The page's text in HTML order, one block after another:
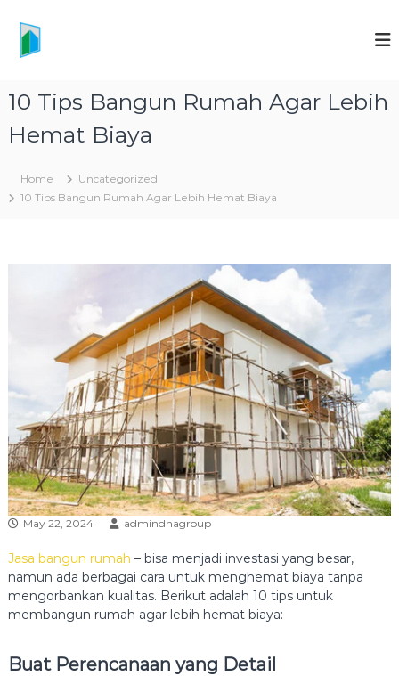
A
M
T
R
R
U
K
S
I
10 Tips Bangun Rumah Agar Lebih
Hemat Biaya
Home
Uncategorized
10 Tips Bangun Rumah Agar Lebih Hemat Biaya
May 22, 2024 admindnagroup
Jasa bangun rumah – bisa menjadi investasi yang besar,
namun ada berbagai cara untuk menghemat biaya tanpa
mengorbankan kualitas. Berikut adalah 10 tips untuk
membangun rumah agar lebih hemat biaya:
Buat Perencanaan yang Detail